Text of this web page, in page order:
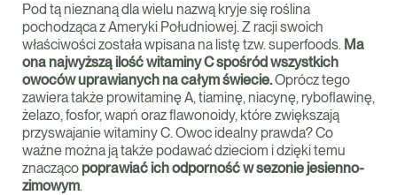
Pod tą nieznaną dla wielu nazwą kryje się roślina
pochodząca z Ameryki Południowej. Z racji swoich
właściwości została wpisana na listę tzw. superfoods. Ma
ona najwyższą ilość witaminy C spośród wszystkich
owoców uprawianych na całym świecie.Oprócz tego
zawiera także prowitaminę A, tiaminę, niacynę, ryboflawinę,
żelazo, fosfor, wapń oraz flawonoidy, które zwiększają
przyswajanie witaminy C. Owoc idealny prawda? Co
ważne można ją także podawać dzieciom i dzięki temu
znacząco poprawiać ich odporność w sezonie jesienno-
zimowym.